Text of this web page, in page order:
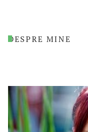
DESPRE MINE